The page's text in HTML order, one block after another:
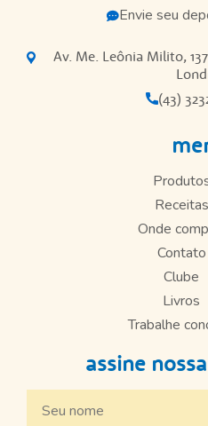
Envie seu
Av. Me. Leônia Milito,
(43)
Receitas
Onde
Contato
Clube
Livros
Trabalhe
assine